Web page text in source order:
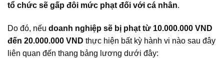
tổ chức sẽ gấp đôi mức phạt đối với cá nhân.
Do đó, nếu doanh nghiệp sẽ bị phạt từ 10.000.000 VND
đến 20.000.000 VND thực hiện bất kỳ hành vi nào sau đây
liên quan đến thang bảng lương dưới đây: